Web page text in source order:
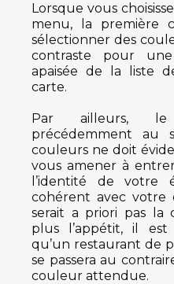
Lorsque vous
menu, la première
sélectionner des
contraste pour
apaisée de la liste
carte.
Par ailleurs, le
précédemment au
couleurs ne doit
vous amener à
l’identité de votre
cohérent avec votre
serait a priori pas
plus l’appétit, il
qu’un restaurant de
se passera au
couleur attendue.